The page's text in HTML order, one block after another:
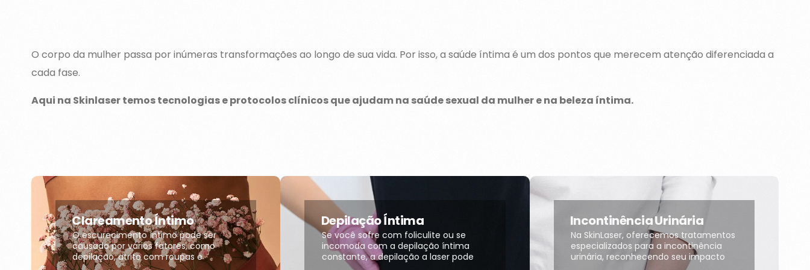
O corpo da mulher passa por inúmeras transformações ao longo de sua vida. Por isso, a saúde íntima é um dos pontos que merecem atenção diferenciada a
cada fase.
Aqui na Skinlaser temos tecnologias e protocolos clínicos que ajudam na saúde sexual da mulher e na beleza íntima.
Clareamento Íntimo
O escurecimento íntimo pode ser
causado por vários fatores, como
depilação, atrito com roupas e
Depilação Íntima
Se você sofre com foliculite ou se
incomoda com a depilação íntima
constante, a depilação a laser pode
Incontinência Urinária
Na SkinLaser, oferecemos tratamentos
especializados para a incontinência
urinária, reconhecendo seu impacto